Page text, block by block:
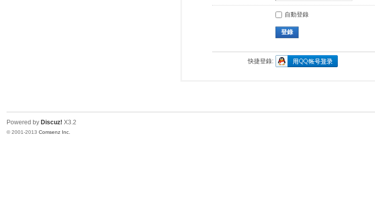
自動登錄
登錄
快捷登錄:
Powered by Discuz! X3.2
© 2001-2013Comsenz Inc.